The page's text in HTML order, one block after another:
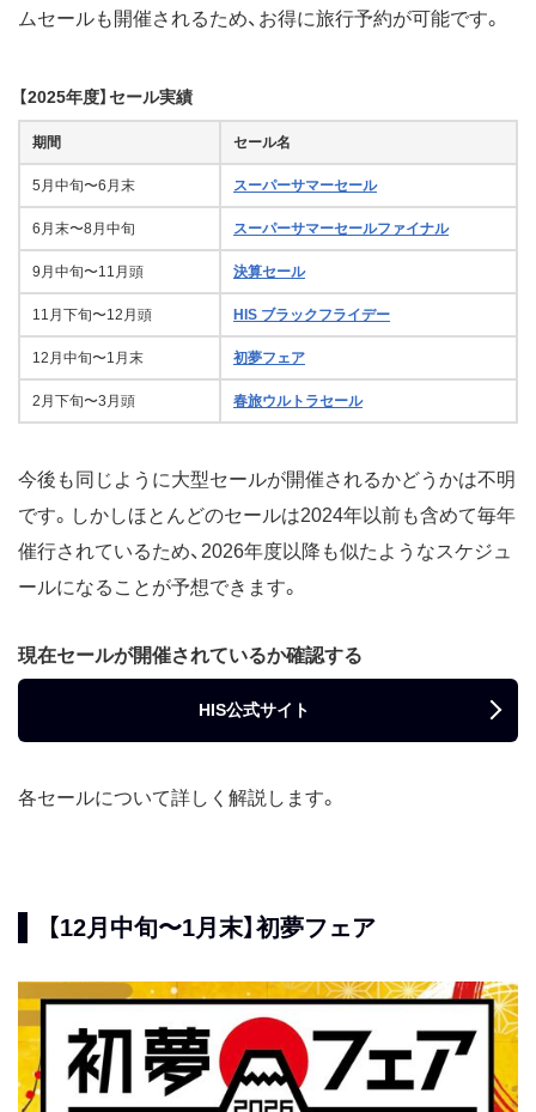
ムセールも開催されるため、お得に旅行予約が可能です。
【2025年度】セール実績
期間 セール名
5月中旬〜6月末 スーパーサマーセール
6月末〜8月中旬 スーパーサマーセールファイナル
9月中旬〜11月頭 決算セール
11月下旬〜12月頭 HIS ブラックフライデー
12月中旬〜1月末 初夢フェア
2月下旬〜3月頭 春旅ウルトラセール
今後も同じように大型セールが開催されるかどうかは不明
です。しかしほとんどのセールは2024年以前も含めて毎年
催行されているため、2026年度以降も似たようなスケジュ
ールになることが予想できます。
現在セールが開催されているか確認する
HIS公式サイト
各セールについて詳しく解説します。
【12月中旬〜1月末】初夢フェア